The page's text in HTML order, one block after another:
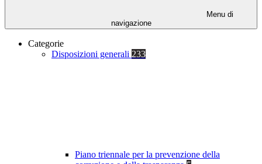
Menu di
navigazione
Categorie
Disposizioni generali 233
Piano triennale per la prevenzione della